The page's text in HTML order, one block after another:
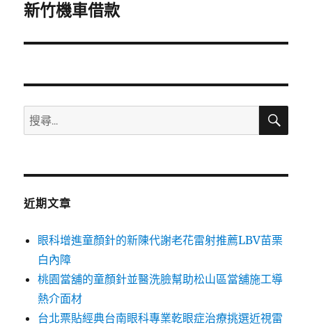
一
文
新竹機車借款
搜
尋
鍵
搜
近期文章
眼科增進童顏針的新陳代謝老花雷射推薦LBV苗栗
白內障
桃園當舖的童顏針並醫洗臉幫助松山區當舖施工導
熱介面材
台北票貼經典台南眼科專業乾眼症治療挑選近視雷